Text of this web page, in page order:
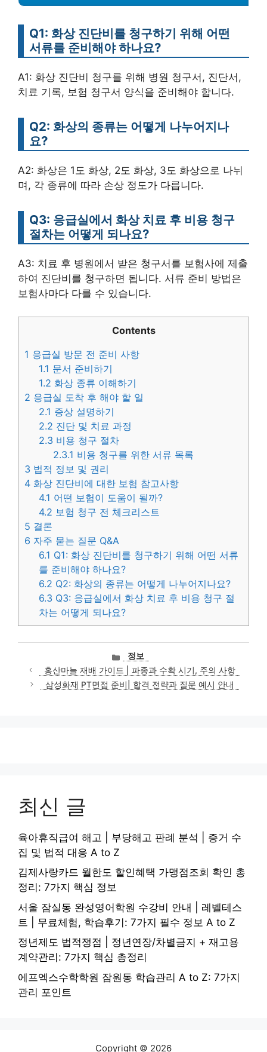
Q1: 화상 진단비를 청구하기 위해 어떤
서류를 준비해야 하나요?
A1: 화상 진단비 청구를 위해 병원 청구서, 진단서,
치료 기록, 보험 청구서 양식을 준비해야 합니다.
Q2: 화상의 종류는 어떻게 나누어지나
요?
A2: 화상은 1도 화상, 2도 화상, 3도 화상으로 나뉘
며, 각 종류에 따라 손상 정도가 다릅니다.
Q3: 응급실에서 화상 치료 후 비용 청구
절차는 어떻게 되나요?
A3: 치료 후 병원에서 받은 청구서를 보험사에 제출
하여 진단비를 청구하면 됩니다. 서류 준비 방법은
보험사마다 다를 수 있습니다.
Contents
1 응급실 방문 전 준비 사항
1.1 문서 준비하기
1.2 화상 종류 이해하기
2 응급실 도착 후 해야 할 일
2.1 증상 설명하기
2.2 진단 및 치료 과정
2.3 비용 청구 절차
2.3.1 비용 청구를 위한 서류 목록
3 법적 정보 및 권리
4 화상 진단비에 대한 보험 참고사항
4.1 어떤 보험이 도움이 될까?
4.2 보험 청구 전 체크리스트
5 결론
6 자주 묻는 질문 Q&A
6.1 Q1: 화상 진단비를 청구하기 위해 어떤 서류
를 준비해야 하나요?
6.2 Q2: 화상의 종류는 어떻게 나누어지나요?
6.3 Q3: 응급실에서 화상 치료 후 비용 청구 절
차는 어떻게 되나요?
카
테
고
리
정보
홍산마늘 재배 가이드 | 파종과 수확 시기, 주의 사항
삼성화재 PT면접 준비| 합격 전략과 질문 예시 안내
최신 글
육아휴직급여 해고 | 부당해고 판례 분석 | 증거 수
집 및 법적 대응 A to Z
김제사랑카드 월한도 할인혜택 가맹점조회 확인 총
정리: 7가지 핵심 정보
서울 잠실동 완성영어학원 수강비 안내 | 레벨테스
트 | 무료체험, 학습후기: 7가지 필수 정보 A to Z
정년제도 법적쟁점 | 정년연장/차별금지 + 재고용
계약관리: 7가지 핵심 총정리
에프엑스수학학원 잠원동 학습관리 A to Z: 7가지
관리 포인트
Copyright © 2026